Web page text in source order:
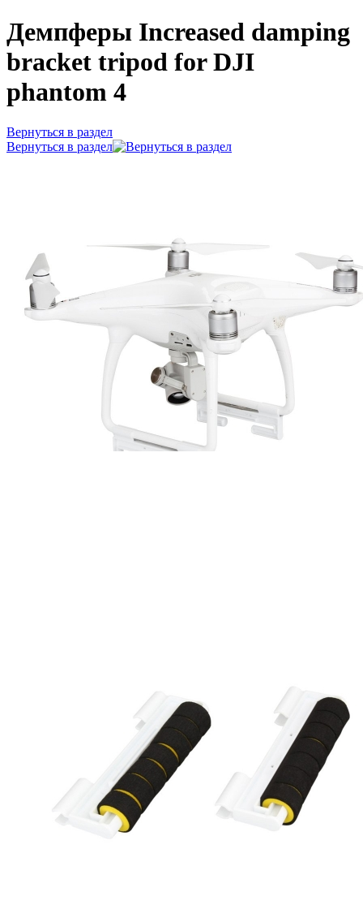
Демпферы Increased damping
bracket tripod for DJI
phantom 4
Вернуться в раздел
Вернуться в раздел